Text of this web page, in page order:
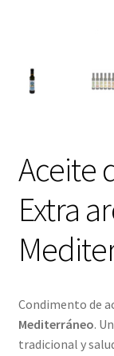
Aceite
Extra
Condimento de
Mediterráneo.
tradicional y